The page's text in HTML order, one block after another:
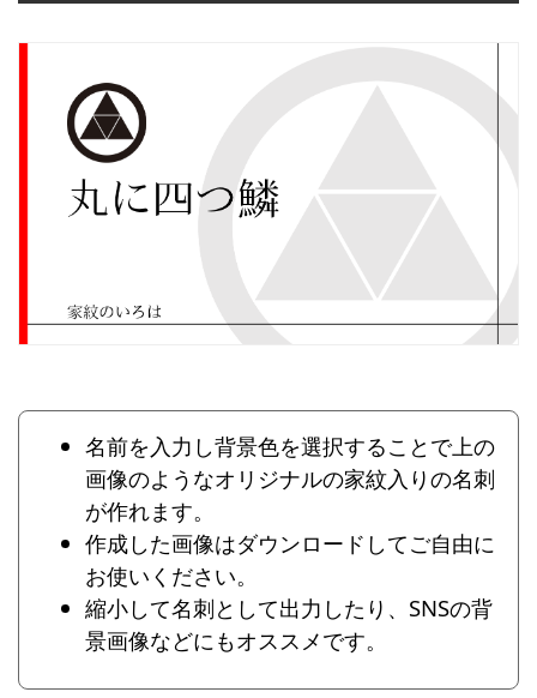
名前を入力し背景色を選択することで上の
画像のようなオリジナルの家紋入りの名刺
が作れます。
作成した画像はダウンロードしてご自由に
お使いください。
縮小して名刺として出力したり、SNSの背
景画像などにもオススメです。